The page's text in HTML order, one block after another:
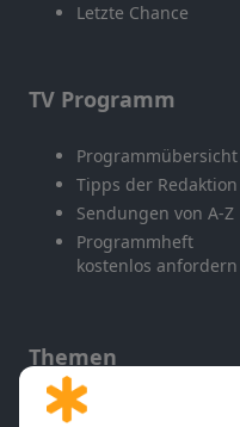
Letzte Chance
TV Programm
Programmübersicht
Tipps der Redaktion
Sendungen von A-Z
Programmheft
kostenlos anfordern
Themen
Gott und Bibel erklärt